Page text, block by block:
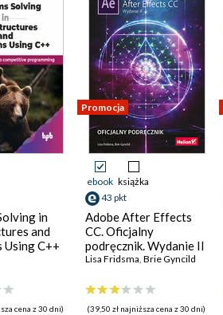
in
and
C++
cena z 30 dni)
Promocja
ebook książka
43 pkt
Adobe After Effects
CC. Oficjalny
podręcznik. Wydanie II
Lisa Fridsma, Brie Gyncild
(39,50 zł najniższa cena z 30 dni)